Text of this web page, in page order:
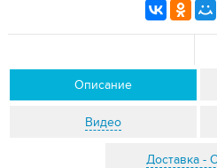
Описание
Видео
Доставка -